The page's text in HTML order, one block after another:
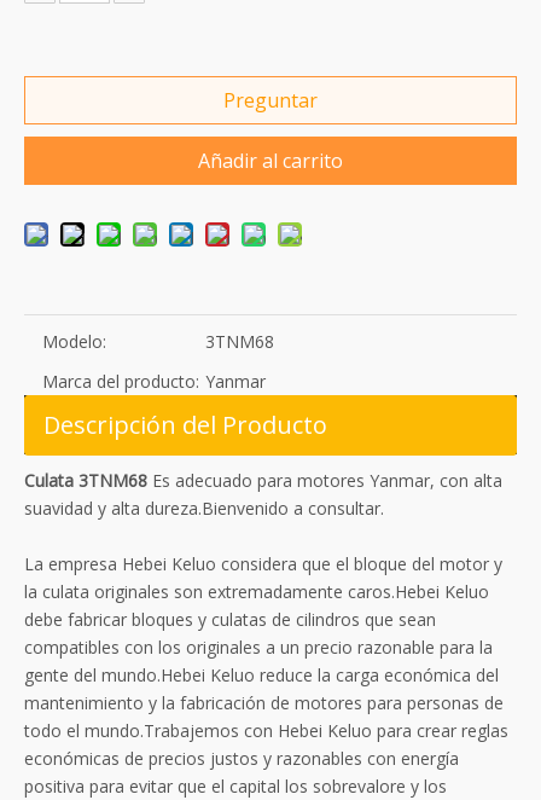
Preguntar
Añadir al carrito
Modelo:
3TNM68
Marca del producto: Yanmar
Descripción del Producto
Culata 3TNM68 Es adecuado para motores Yanmar, con alta
suavidad y alta dureza.Bienvenido a consultar.
La empresa Hebei Keluo considera que el bloque del motor y
la culata originales son extremadamente caros.Hebei Keluo
debe fabricar bloques y culatas de cilindros que sean
compatibles con los originales a un precio razonable para la
gente del mundo.Hebei Keluo reduce la carga económica del
mantenimiento y la fabricación de motores para personas de
todo el mundo.Trabajemos con Hebei Keluo para crear reglas
económicas de precios justos y razonables con energía
positiva para evitar que el capital los sobrevalore y los